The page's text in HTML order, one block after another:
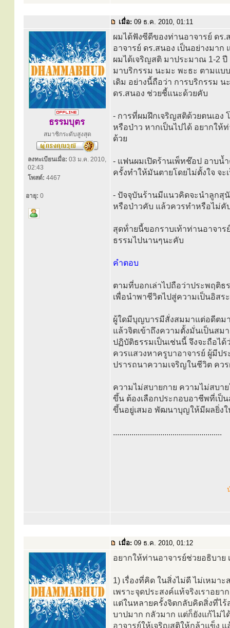
เมื่อ: 09 ธ.ค. 2010, 01:11
ธรรมบุตร
สมาชิกระดับสูงสุด
ลงทะเบียนเมื่อ: 03 ม.ค. 2010,
02:43
โพสต์: 4467
อายุ: 0
ผมได้ฟังซีดีของท่านอาจารย์ ดร.
อาจารย์ ดร.สนอง เป็นอย่างมาก
ผมได้เจริญสติ มาประมาณ 1-2
มาบริกรรม นะมะ พะธะ ตามแบ
เดิม อย่างนี้ถือว่า การบริกรรม
ดร.สนอง ช่วยชี้แนะด้วยคับ
- การที่ผมฝึกเจริญสติด้วยตนเอง
หรือป่าว หากเป็นไปได้ อยากให้
ด้วย
- แฟนผมเปิดร้านเพ็ทช๊อป อาบน้
ครั้งทำให้มันตายโดยไม่ตั้งใจ จ
- ปัจจุบันร้านมีแนวคิดจะนำลูกสุ
หรือป่าวคับ แล้วควรทำหรือไม่คั
สุดท้่ายนี้ขอกราบเท้าท่านอาจาร
ธรรมไปนานๆนะคับ
คำตอบ
ตามที่บอกเล่าไปถือว่าประพฤติ
เพื่อนำพาชีวิตไปสู่ความเป็นอิส
ผู้ใดมีบุญบารมีสั่งสมมาแต่อดีตม
แล้วจิตเข้าถึงความตั้งมั่นเป็นส
ปฏิบัติธรรมเป็นเช่นนี้ จึงจะถือไ
ควรแสวงหาครูบาอาจารย์ ผู้มีป
ปรารถนาความเจริญในชีวิต คว
ความไม่สบายกาย ความไม่สบา
ขึ้น ต้องเลือกประกอบอาชีพที่เป็
ขึ้นอยู่เสมอ พัฒนาบุญให้มีผลยิ่ง
.....................................................
เมื่อ: 09 ธ.ค. 2010, 01:12
อยากให้ท่านอาจารย์ช่วยอธิบาย
1) เรื่องที่คิด ในสิ่งไม่ดี ไม่เหมา
เพราะจุดประสงค์แท้จริงเราอยา
แต่ในหลายครั้งจิตกลับคิดสิ่งที่ไ
บาปมาก กลัวมาก แต่ก็ยังแก้ไม่ไ
อาจารย์ให้เจริญสติให้กล้าแข็ง